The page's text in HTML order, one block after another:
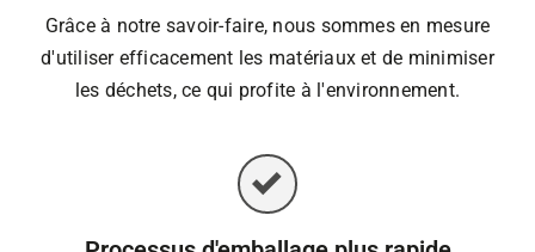
Grâce à notre savoir-faire, nous sommes en mesure
d'utiliser efficacement les matériaux et de minimiser
les déchets, ce qui profite à l'environnement.